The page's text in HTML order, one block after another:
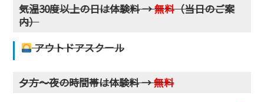
気温30度以上の日は体験料 →無料（当日のご案
内）
アウトドアスクール
夕方〜夜の時間帯は体験料 →無料